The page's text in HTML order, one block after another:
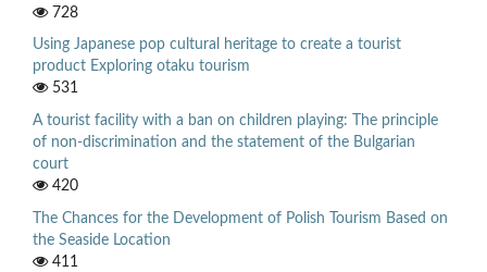
728
Using Japanese pop cultural heritage to create a tourist
product Exploring otaku tourism
531
A tourist facility with a ban on children playing: The principle
of non-discrimination and the statement of the Bulgarian
court
420
The Chances for the Development of Polish Tourism Based on
the Seaside Location
411